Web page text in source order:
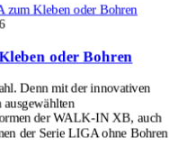
zum Kleben oder Bohren
oder Bohren
Denn mit der innovativen
der WALK-IN XB, auch
der Serie LIGA ohne Bohren